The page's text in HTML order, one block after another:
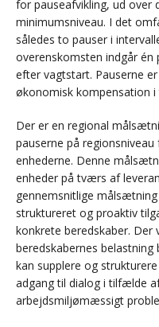
for pauseafvikling, ud over
minimumsniveau. I det
således to pauser i
overenskomsten indgår én
efter vagtstart. Pauserne
økonomisk kompensation
Der er en regional
pauserne på
enhederne. Denne
enheder på tværs af
gennemsnitlige
struktureret og proaktiv
konkrete beredskaber. Der
beredskabernes
kan supplere og
adgang til dialog i tilfælde
arbejdsmiljømæssigt